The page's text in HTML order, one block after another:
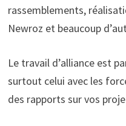
rassemblements,
Newroz et beaucoup
Le travail d’alliance est
surtout celui avec les
des rapports sur vos